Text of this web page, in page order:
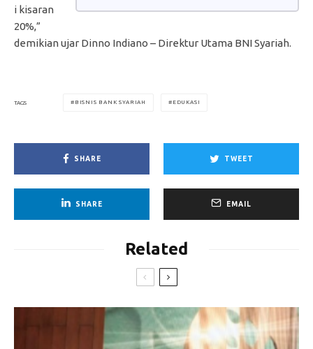
i kisaran
20%,”
demikian ujar Dinno Indiano – Direktur Utama BNI Syariah.
TAGS BISNIS BANK SYARIAH EDUKASI
SHARE TWEET
SHARE EMAIL
Related